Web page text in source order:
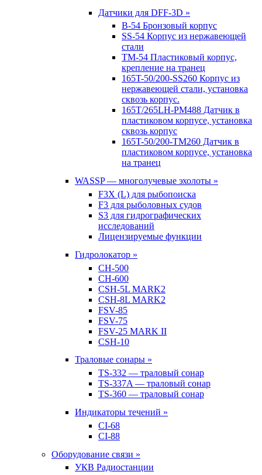
Датчики для DFF-3D »
B-54 Бронзовый корпус
SS-54 Корпус из нержавеющей
стали
TM-54 Пластиковый корпус,
крепление на транец
165T-50/200-SS260 Корпус из
нержавеющей стали, установка
сквозь корпус.
165T/265LH-PM488 Датчик в
пластиковом корпусе, установка
сквозь корпус
165T-50/200-TM260 Датчик в
пластиковом корпусе, установка
на транец
WASSP — многолучевые эхолоты »
F3X (L) для рыбопоиска
F3 для рыболовных судов
S3 для гидрографических
исследований
Лицензируемые функции
Гидролокатор »
CH-500
CH-600
CSH-5L MARK2
CSH-8L MARK2
FSV-85
FSV-75
FSV-25 MARK II
CSH-10
Траловые сонары »
TS-332 — траловый сонар
TS-337A — траловый сонар
TS-360 — траловый сонар
Индикаторы течений »
CI-68
CI-88
Оборудование связи »
УКВ Радиостанции